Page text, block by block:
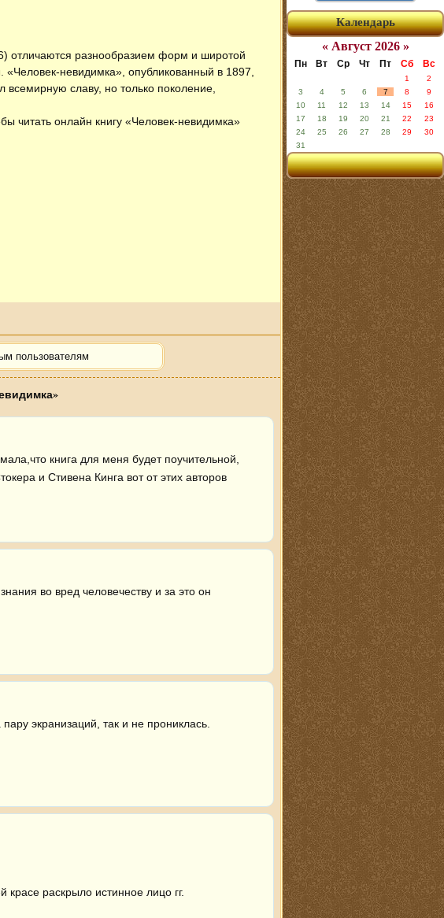
отличаются разнообразием форм и широтой
невидимка», опубликованный в 1897,
славу, но только поколение,
читать онлайн книгу «Человек-невидимка»
пользователям
книга для меня будет поучительной,
и Стивена Кинга вот от этих авторов
во вред человечеству и за это он
экранизаций, так и не прониклась.
раскрыло истинное лицо гг.
Календарь
« Август 2026 »
Пн Вт Ср Чт Пт Сб Вс
1
2
3
4 5 6 7 8
9
10
11 12 13 14 15
16
17
18 19 20 21 22
23
24
25 26 27 28 29
30
31